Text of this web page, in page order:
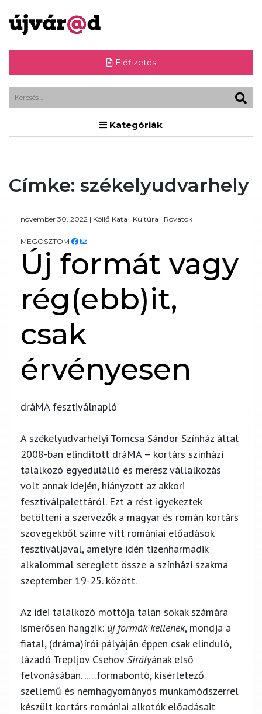
Előfizetés
Kategóriák
Címke: székelyudvarhely
november 30, 2022 | Köllő Kata | Kultúra | Rovatok
MEGOSZTOM
Új formát vagy
rég(ebb)it,
csak
érvényesen
dráMA fesztiválnapló
A székelyudvarhelyi Tomcsa Sándor Színház által
2008-ban elindított dráMA – kortárs színházi
találkozó egyedülálló és merész vállalkozás
volt annak idején, hiányzott az akkori
fesztiválpalettáról. Ezt a rést igyekeztek
betölteni a szervezők a magyar és román kortárs
szövegekből színre vitt romániai előadások
fesztiváljával, amelyre idén tizenharmadik
alkalommal sereglett össze a színházi szakma
szeptember 19-25. között.
Az idei találkozó mottója talán sokak számára
ismerősen hangzik: új formák kellenek, mondja a
fiatal, (dráma)írói pályáján éppen csak elinduló,
lázadó Trepljov CsehovSirályának első
felvonásában. „…formabontó, kísérletező
szellemű és nemhagyományos munkamódszerrel
készült kortárs romániai alkotók előadásait